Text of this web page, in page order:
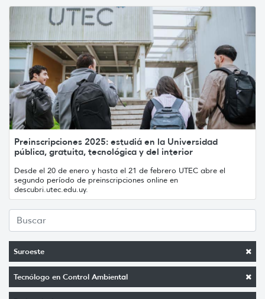
Suroeste
Tecnólogo en Control Ambiental
Preinscripciones 2025: estudiá en la Universidad
pública, gratuita, tecnológica y del interior
Desde el 20 de enero y hasta el 21 de febrero UTEC abre el
segundo período de preinscripciones online en
descubri.utec.edu.uy.